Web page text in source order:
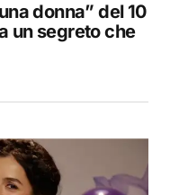
donna” del 10
un segreto che